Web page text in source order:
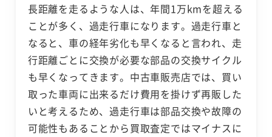
長距離を走るような人は、年間1万kmを超える
ことが多く、過走行車になります。過走行車と
なると、車の経年劣化も早くなると言われ、走
行距離ごとに交換が必要な部品の交換サイクル
も早くなってきます。中古車販売店では、買い
取った車両に出来るだけ費用を掛けず再販した
いと考えるため、過走行車は部品交換や故障の
可能性もあることから買取査定ではマイナスに